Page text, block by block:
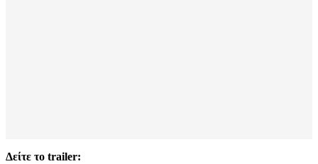
Δείτε το trailer: